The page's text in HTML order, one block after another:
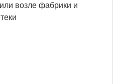
возле фабрики и